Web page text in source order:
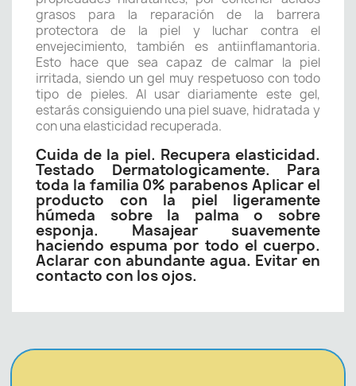
grasos para la reparación de la barrera
protectora de la piel y luchar contra el
envejecimiento, también es antiinflamantoria.
Esto hace que sea capaz de calmar la piel
irritada, siendo un gel muy respetuoso con todo
tipo de pieles. Al usar diariamente este gel,
estarás consiguiendo una piel suave, hidratada y
con una elasticidad recuperada.
Cuida de la piel. Recupera elasticidad.
Testado Dermatologicamente. Para
toda la familia 0% parabenos Aplicar el
producto con la piel ligeramente
húmeda sobre la palma o sobre
esponja. Masajear suavemente
haciendo espuma por todo el cuerpo.
Aclarar con abundante agua. Evitar en
contacto con los ojos.